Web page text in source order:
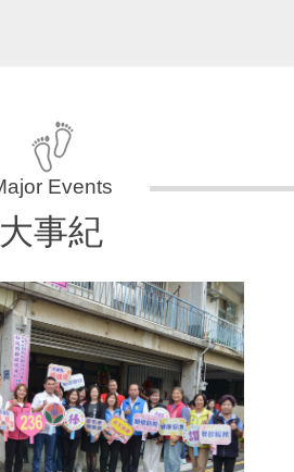
大事紀